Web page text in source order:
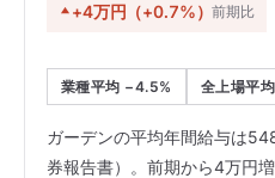
+4万円（+0.7%）前期比
業種平均 −4.5% 全上場平
ガーデンの平均年間給与は
券報告書）。前期から4万円